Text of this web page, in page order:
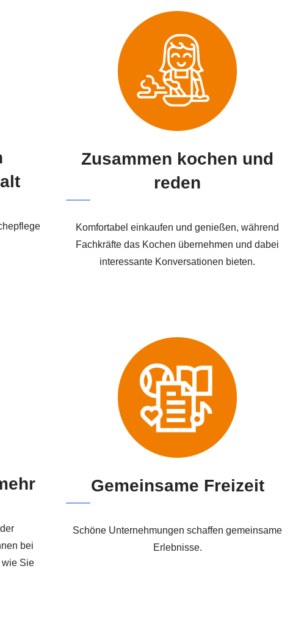
Zusammen kochen und
reden
Komfortabel einkaufen und genießen, während
Fachkräfte das Kochen übernehmen und dabei
interessante Konversationen bieten.
bei
wie Sie
Gemeinsame Freizeit
Schöne Unternehmungen schaffen gemeinsame
Erlebnisse.